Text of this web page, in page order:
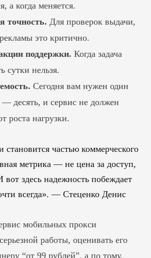
а когда меняется.
точность. Для проверок выдачи,
это критично.
поддержки. Когда задача
сутки нельзя.
Сегодня вам нужен один
— десять, и сервис не должен
роста нагрузки.
становится частью коммерческого
метрика — не цена за доступ,
вот здесь надежность побеждает
всегда». — Стеценко Денис
мобильных прокси
работы, оценивать его
“от 99 рублей”, а по тому,